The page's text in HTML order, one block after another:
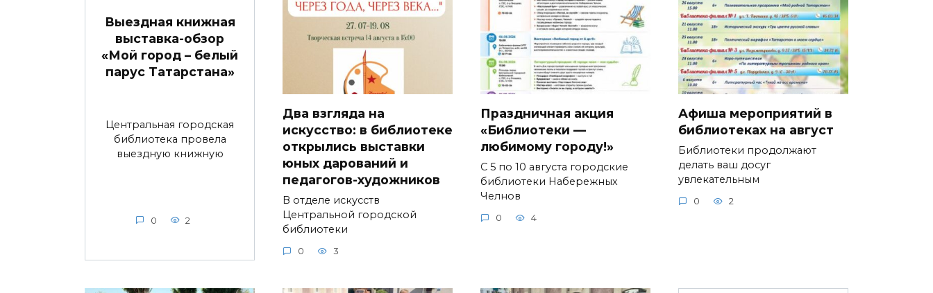
Выездная книжная
выставка-обзор
«Мой город – белый
парус Татарстана»
Центральная городская
библиотека провела
выездную книжную
0 2
Два взгляда на
искусство: в библиотеке
открылись выставки
юных дарований и
педагогов-художников
В отделе искусств
Центральной городской
библиотеки
0 3
Праздничная акция
«Библиотеки —
любимому городу!»
С 5 по 10 августа городские
библиотеки Набережных
Челнов
0 4
Афиша мероприятий в
библиотеках на август
Библиотеки продолжают
делать ваш досуг
увлекательным
0 2